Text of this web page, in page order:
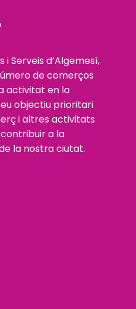
i Serveis d’Algemesí,
de comerços
activitat en la
objectiu prioritari
i altres activitats
a la
la nostra ciutat.